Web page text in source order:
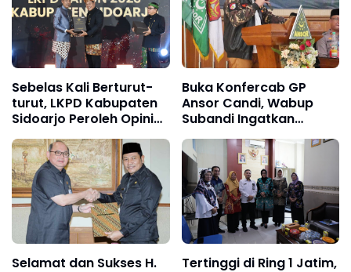
Sebelas Kali Berturut-
turut, LKPD Kabupaten
Sidoarjo Peroleh Opini
WTP
Buka Konfercab GP
Ansor Candi, Wabup
Subandi Ingatkan
Bahwa Pemuda Calon
Pemimpin Bangsa
Selamat dan Sukses H.
Tertinggi di Ring 1 Jatim,